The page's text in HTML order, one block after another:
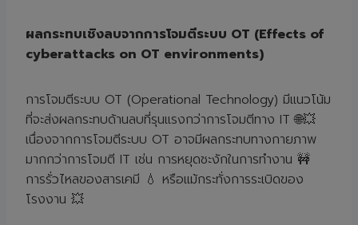
ผลกระทบเชิงลบจากการโจมตีระบบ OT (Effects of
cyberattacks on OT environments)
การโจมตีระบบ OT (Operational Technology) มีแนวโน้ม
ที่จะส่งผลกระทบด้านลบที่รุนแรงกว่าการโจมตีทาง IT 🌐💥
เนื่องจากการโจมตีระบบ OT อาจมีผลกระทบทางกายภาพ
มากกว่าการโจมตี IT เช่น การหยุดชะงักในการทำงาน 🚧
การรั่วไหลของสารเคมี 💧 หรือแม้กระทั่งการระเบิดของ
โรงงาน 💥